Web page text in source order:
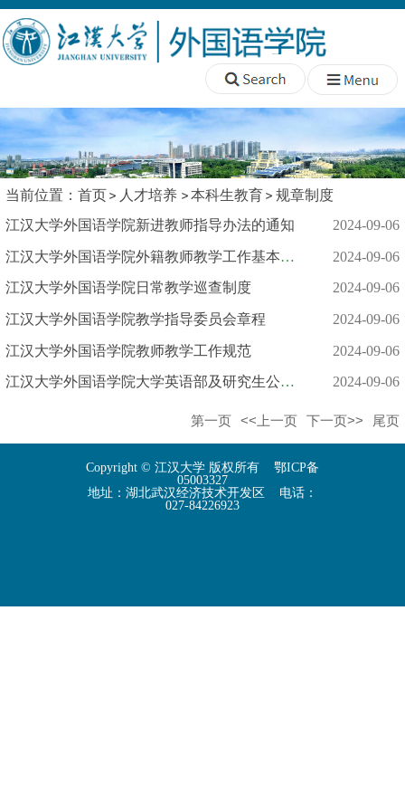
当前位置： 首页 人才培养 本科生教育
规章制度
江汉大学外国语学院新进教师指导办法的通知
2024-09-06
江汉大学外国语学院外籍教师教学工作基本规范的通知 2024-09-06
江汉大学外国语学院日常教学巡查制度 2024-09-06
江汉大学外国语学院教学指导委员会章程 2024-09-06
江汉大学外国语学院教师教学工作规范 2024-09-06
江汉大学外国语学院大学英语部及研究生公共外语部备课方案 2024-09-06
第一页 <<上一页 下一页>> 尾页
Copyright © 江汉大学 版权所有 鄂ICP备
05003327
地址：湖北武汉经济技术开发区 电话：
027-84226923